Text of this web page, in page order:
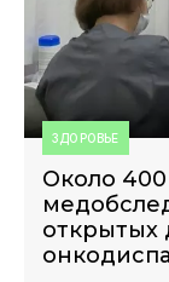
ЗДОРОВЬЕ
Около
открытых